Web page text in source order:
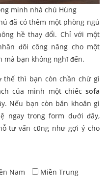
minh nhà chú Hùng
đã có thêm một phòng ngủ
hề thay đổi. Chỉ với một
đôi công năng cho một
mà bạn không nghĩ đến.
thì bạn còn chần chừ gì
của mình một chiếc sofa
Nếu bạn còn băn khoăn gì
ngay trong form dưới đây,
tư vấn cũng như gợi ý cho
Nam Miền Trung